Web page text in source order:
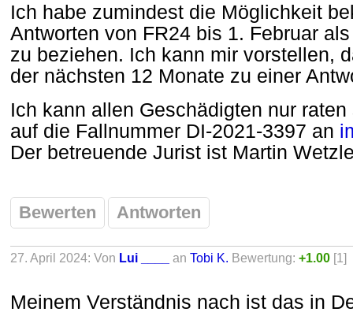
Ich habe zumindest die Möglichkeit
Antworten von FR24 bis 1. Februar
zu beziehen. Ich kann mir vorstellen,
der nächsten 12 Monate zu einer
Ich kann allen Geschädigten nur
auf die Fallnummer DI-2021-3397 an
Der betreuende Jurist ist Martin
Bewerten Antworten
27. April 2024: Von Lui ____ an Tobi K. Bewertung: +1.00 [1]
Meinem Verständnis nach ist das in